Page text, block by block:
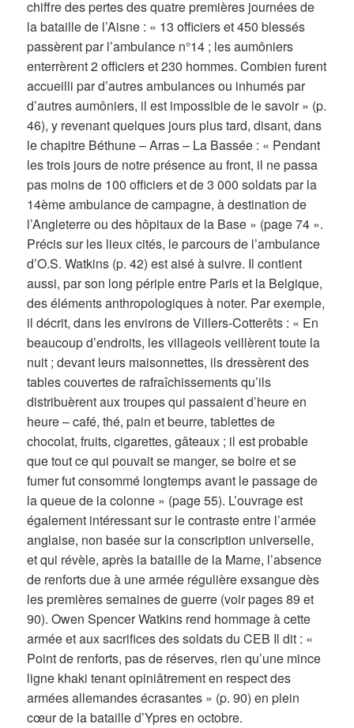
chiffre des pertes des quatre premières journées de
la bataille de l’Aisne : « 13 officiers et 450 blessés
passèrent par l’ambulance n°14 ; les aumôniers
enterrèrent 2 officiers et 230 hommes. Combien furent
accueilli par d’autres ambulances ou inhumés par
d’autres aumôniers, il est impossible de le savoir » (p.
46), y revenant quelques jours plus tard, disant, dans
le chapitre Béthune – Arras – La Bassée : « Pendant
les trois jours de notre présence au front, il ne passa
pas moins de 100 officiers et de 3 000 soldats par la
14ème ambulance de campagne, à destination de
l’Angleterre ou des hôpitaux de la Base » (page 74 ».
Précis sur les lieux cités, le parcours de l’ambulance
d’O.S. Watkins (p. 42) est aisé à suivre. Il contient
aussi, par son long périple entre Paris et la Belgique,
des éléments anthropologiques à noter. Par exemple,
il décrit, dans les environs de Villers-Cotterêts : « En
beaucoup d’endroits, les villageois veillèrent toute la
nuit ; devant leurs maisonnettes, ils dressèrent des
tables couvertes de rafraîchissements qu’ils
distribuèrent aux troupes qui passaient d’heure en
heure – café, thé, pain et beurre, tablettes de
chocolat, fruits, cigarettes, gâteaux ; il est probable
que tout ce qui pouvait se manger, se boire et se
fumer fut consommé longtemps avant le passage de
la queue de la colonne » (page 55). L’ouvrage est
également intéressant sur le contraste entre l’armée
anglaise, non basée sur la conscription universelle,
et qui révèle, après la bataille de la Marne, l’absence
de renforts due à une armée régulière exsangue dès
les premières semaines de guerre (voir pages 89 et
90). Owen Spencer Watkins rend hommage à cette
armée et aux sacrifices des soldats du CEB Il dit : «
Point de renforts, pas de réserves, rien qu’une mince
ligne khaki tenant opiniâtrement en respect des
armées allemandes écrasantes » (p. 90) en plein
cœur de la bataille d’Ypres en octobre.